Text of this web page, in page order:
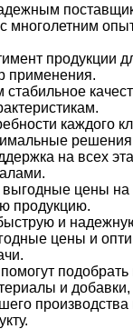
многолетним
продукции
применения.
каждого
на всех
цены
продукцию.
и
цены и
и добавки,
производства